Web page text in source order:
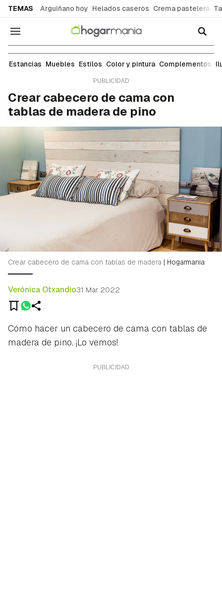
TEMAS Arguiñano hoy Helados caseros Crema pastelera
Navegación
Complementos
Estancias Muebles Estilos Color y pintura Complementos
Crear cabecero de cama con
tablas de madera de pino
Crear cabecero de cama con tablas de madera | Hogarmania
Verónica Otxandio31 Mar 2022
Cómo hacer un cabecero de cama con tablas de
madera de pino. ¡Lo vemos!